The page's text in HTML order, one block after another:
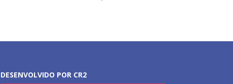
DESENVOLVIDO POR CR2